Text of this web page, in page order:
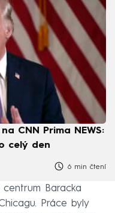
CNN Prima NEWS:
celý den
6 min čtení
Baracka
Práce byly